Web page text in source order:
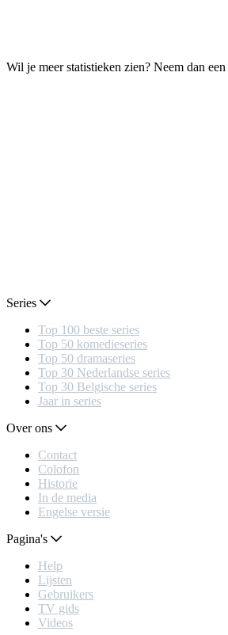
Wil je meer statistieken zien? Neem dan een
Series
Top 100 beste series
Top 50 komedieseries
Top 50 dramaseries
Top 30 Nederlandse series
Top 30 Belgische series
Jaar in series
Over ons
Contact
Colofon
Historie
In de media
Engelse versie
Pagina's
Help
Lijsten
Gebruikers
TV gids
Videos